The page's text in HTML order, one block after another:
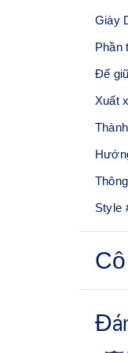
Giày
Phần
Đế
Xuất
Style
Giúp